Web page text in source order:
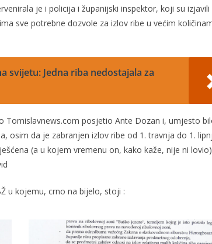
je i policija i županijski inspektor, koji su izjavili
ima sve potrebne dozvole za izlov ribe u većim
svijetu: Jedna riba nedostajala za
Tomislavnews.com posjetio Ante Dozan i, umjesto
osim da je zabranjen izlov ribe od 1. travnja do 1.
(a u kojem vremenu on, kako kaže, nije ni
u kojemu, crno na bijelo, stoji :